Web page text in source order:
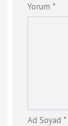
Yorum *
Ad Soyad *